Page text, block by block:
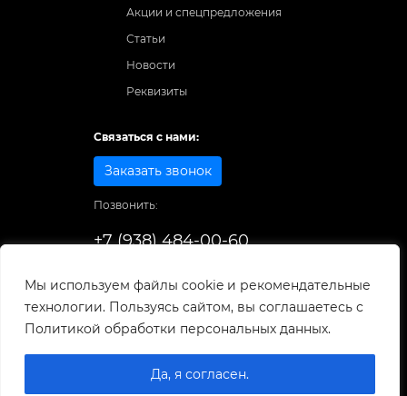
Мы используем файлы cookie и рекомендательные
технологии. Пользуясь сайтом, вы соглашаетесь с
Политикой обработки персональных данных.
Да, я согласен.
Акции и спецпредложения
Статьи
Новости
Реквизиты
Связаться с нами:
Заказать звонок
Позвонить:
+7 (938) 484-00-60
© 1998-2025
0